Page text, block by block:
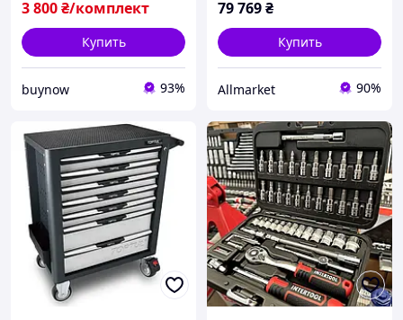
3 800₴/комплект
Купить
buynow 93%
79 769₴
Купить
Allmarket 90%